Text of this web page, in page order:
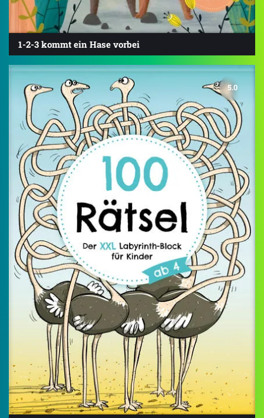
1-2-3 kommt ein Hase vorbei
5.0